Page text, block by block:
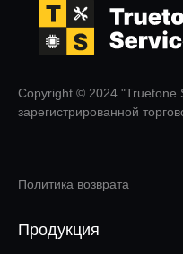
Copyright © 2024 "Truetone
зарегистрированной
Политика возврата
Продукция